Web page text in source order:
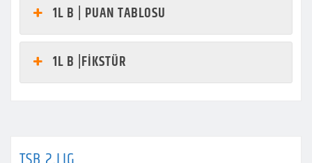
1L B | PUAN TABLOSU
1L B |FİKSTÜR